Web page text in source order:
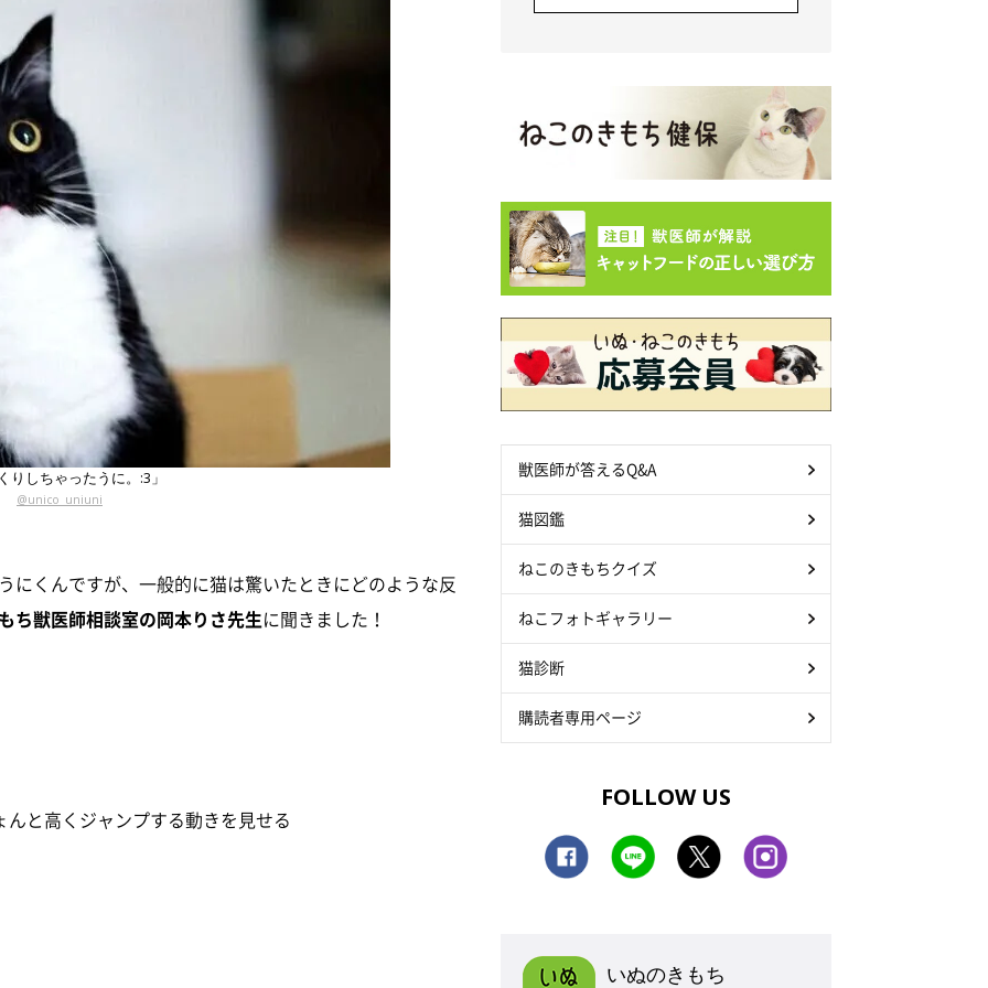
りしちゃったうに。:3」
@unico_uniuni
にくんですが、一般的に猫は驚いたときにどのような反
ち獣医師相談室の岡本りさ先生に聞きました！
と高くジャンプする動きを見せる
獣医師が答えるQ&A
猫図鑑
ねこのきもちクイズ
ねこフォトギャラリー
猫診断
購読者専用ページ
FOLLOW US
いぬのきもち